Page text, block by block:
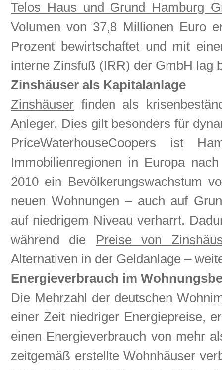
Telos Haus und Grund Hamburg
Volumen von 37,8 Millionen Euro
Prozent bewirtschaftet und mit
interne Zinsfuß (IRR) der GmbH lag
Zinshäuser als Kapitalanlage
Zinshäuser finden als
Anleger. Dies gilt besonders für
PriceWaterhouseCoopers ist
Immobilienregionen in Europa
2010 ein Bevölkerungswachstum
neuen Wohnungen – auch auf
auf niedrigem Niveau verharrt.
während die Preise von
Alternativen in der Geldanlage –
Energieverbrauch im
Die Mehrzahl der deutschen
einer Zeit niedriger Energiepreise,
einen Energieverbrauch von mehr
zeitgemäß erstellte Wohnhäuser